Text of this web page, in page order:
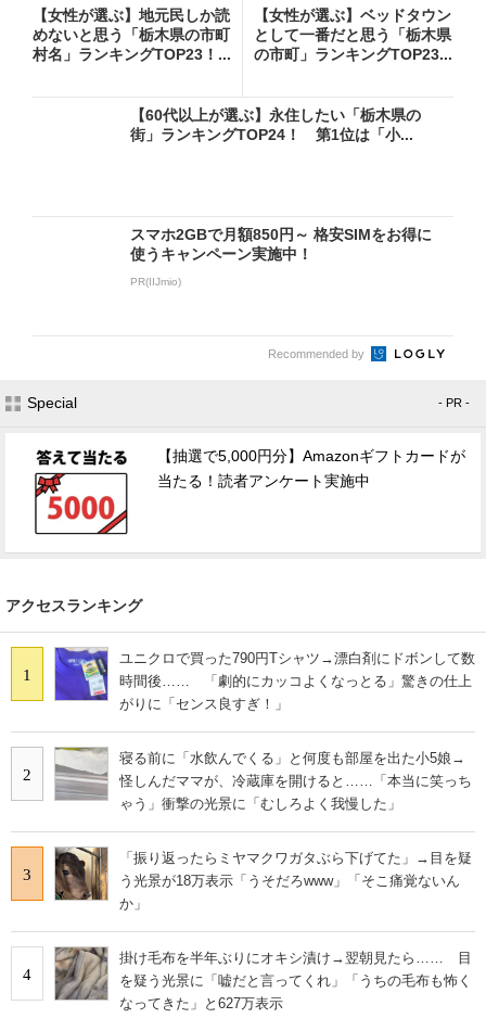
【女性が選ぶ】地元民しか読
めないと思う「栃木県の市町
村名」ランキングTOP23！...
【女性が選ぶ】ベッドタウン
として一番だと思う「栃木県
の市町」ランキングTOP23...
【60代以上が選ぶ】永住したい「栃木県の
街」ランキングTOP24！ 第1位は「小...
スマホ2GBで月額850円～ 格安SIMをお得に
使うキャンペーン実施中！
PR(IIJmio)
Recommended by
Special - PR -
【抽選で5,000円分】Amazonギフトカードが
当たる！読者アンケート実施中
アクセスランキング
1
ユニクロで買った790円Tシャツ→漂白剤にドボンして数
時間後…… 「劇的にカッコよくなっとる」驚きの仕上
がりに「センス良すぎ！」
2
寝る前に「水飲んでくる」と何度も部屋を出た小5娘→
怪しんだママが、冷蔵庫を開けると……「本当に笑っち
ゃう」衝撃の光景に「むしろよく我慢した」
3
「振り返ったらミヤマクワガタぶら下げてた」→目を疑
う光景が18万表示「うそだろwww」「そこ痛覚ないん
か」
4
掛け毛布を半年ぶりにオキシ漬け→翌朝見たら…… 目
を疑う光景に「嘘だと言ってくれ」「うちの毛布も怖く
なってきた」と627万表示